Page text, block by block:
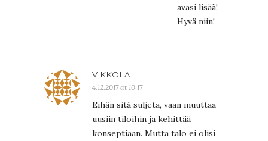
avasi lisää!
Hyvä niin!
VIKKOLA
4.12.2017 at 10:17
Eihän sitä suljeta, vaan muuttaa
uusiin tiloihin ja kehittää
konseptiaan. Mutta talo ei olisi